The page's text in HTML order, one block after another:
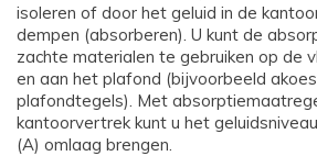
isoleren of door het geluid in de
dempen (absorberen). U kunt de
zachte materialen te gebruiken op de
en aan het plafond (bijvoorbeeld
plafondtegels). Met
kantoorvertrek kunt u het
(A) omlaag brengen.